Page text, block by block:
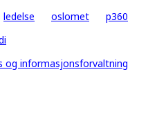
ledelse oslomet
p360
og informasjonsforvaltning